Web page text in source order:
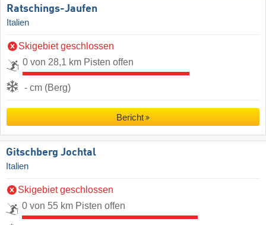
Ratschings-Jaufen
Italien
Skigebiet geschlossen
0 von 28,1 km Pisten offen
- cm (Berg)
Bericht
Gitschberg Jochtal
Italien
Skigebiet geschlossen
0 von 55 km Pisten offen